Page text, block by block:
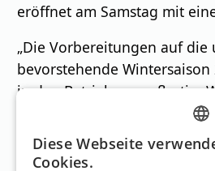
eröffnet am Samstag mit
„Die Vorbereitungen auf
bevorstehende
in den Betrieben großartig.
Saisonstart entgegen. Auch
Winterportgebiete in
aktuellen
Diese Webseite
Cookies.